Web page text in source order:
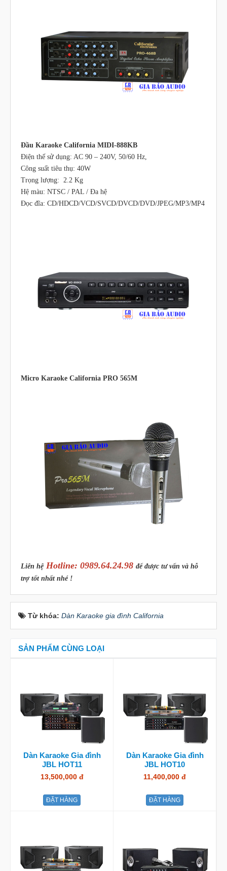
Đầu Karaoke California MIDI-888KB
Điện thế sử dụng: AC 90 – 240V, 50/60 Hz,
Công suất tiêu thụ: 40W
Trọng lượng: 2.2 Kg
Hệ màu: NTSC / PAL / Đa hệ
Đọc đĩa: CD/HDCD/VCD/SVCD/DVCD/DVD/JPEG/MP3/MP4
Micro Karaoke California PRO 565M
Liên hệ Hotline: 0989.64.24.98 để được tư vấn và hỗ
trợ tốt nhất nhé !
Từ khóa: Dàn Karaoke gia đình California
SẢN PHẨM CÙNG LOẠI
Dàn Karaoke Gia đình
JBL HOT11
13,500,000 đ
ĐẶT HÀNG
Dàn Karaoke Gia đình
JBL HOT10
11,400,000 đ
ĐẶT HÀNG